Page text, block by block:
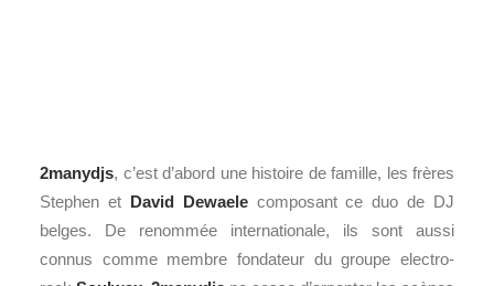
2manydjs, c’est d’abord une histoire de famille, les frères
Stephen et David Dewaelecomposant ce duo de DJ
belges. De renommée internationale, ils sont aussi
connus comme membre fondateur du groupe electro-